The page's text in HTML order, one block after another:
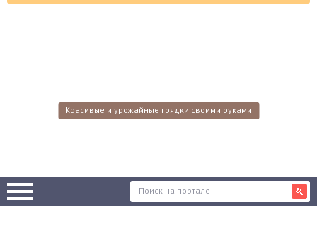
Красивые и урожайные грядки своими руками